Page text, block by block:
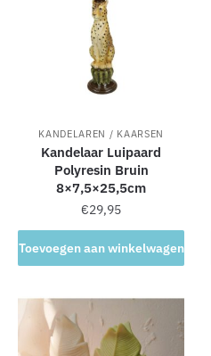
KANDELAREN / KAARSEN
Kandelaar Luipaard
Polyresin Bruin
8×7,5×25,5cm
€29,95
Toevoegen aan winkelwagen